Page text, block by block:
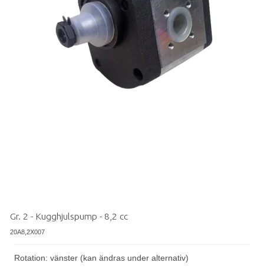
Gr. 2 - Kugghjulspump - 8,2 cc
20A8,2X007
Rotation: vänster (kan ändras under alternativ)